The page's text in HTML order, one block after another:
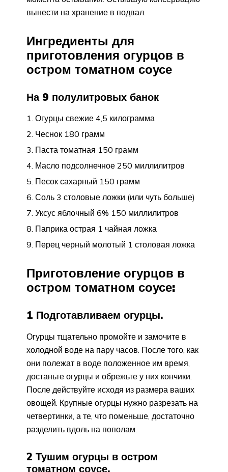
вынести на хранение в подвал.
Ингредиенты для
приготовления огурцов в
остром томатном соусе
На 9 полулитровых банок
Огурцы свежие 4,5 килограмма
Чеснок 180 грамм
Паста томатная 150 грамм
Масло подсолнечное 250 миллилитров
Песок сахарный 150 грамм
Соль 3 столовые ложки (или чуть больше)
Уксус яблочный 6% 150 миллилитров
Паприка острая 1 чайная ложка
Перец черный молотый 1 столовая ложка
Приготовление огурцов в
остром томатном соусе:
1 Подготавливаем огурцы.
Огурцы тщательно промойте и замочите в
холодной воде на пару часов. После того, как
они полежат в воде положенное им время,
достаньте огурцы и обрежьте у них кончики.
После действуйте исходя из размера ваших
овощей. Крупные огурцы нужно разрезать на
четвертинки, а те, что поменьше, достаточно
разделить вдоль на пополам.
2 Тушим огурцы в остром
томатном соусе.